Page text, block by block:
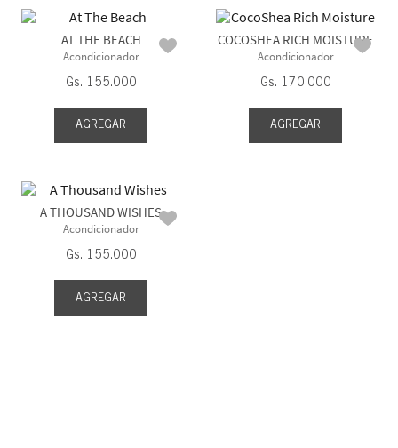
AT THE BEACH
Acondicionador
Gs. 155.000
AGREGAR
COCOSHEA RICH MOISTURE
Acondicionador
Gs. 170.000
AGREGAR
A THOUSAND WISHES
Acondicionador
Gs. 155.000
AGREGAR